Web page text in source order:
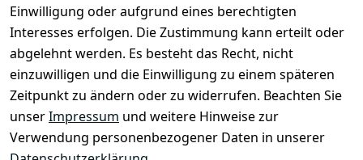
Einwilligung oder aufgrund eines berechtigten
Interesses erfolgen. Die Zustimmung kann erteilt oder
abgelehnt werden. Es besteht das Recht, nicht
einzuwilligen und die Einwilligung zu einem späteren
Zeitpunkt zu ändern oder zu widerrufen. Beachten Sie
unserImpressum und weitere Hinweise zur
Verwendung personenbezogener Daten in unserer
Impressum
Datenschutze
rklärung
Barrierefreihe
itserklärung
Widerrufsrec
Registrieren